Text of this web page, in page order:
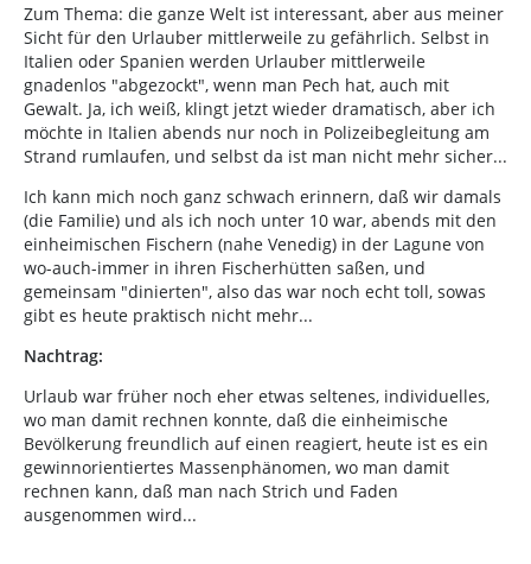
Zum Thema: die ganze Welt ist interessant, aber aus meiner
Sicht für den Urlauber mittlerweile zu gefährlich. Selbst in
Italien oder Spanien werden Urlauber mittlerweile
gnadenlos "abgezockt", wenn man Pech hat, auch mit
Gewalt. Ja, ich weiß, klingt jetzt wieder dramatisch, aber ich
möchte in Italien abends nur noch in Polizeibegleitung am
Strand rumlaufen, und selbst da ist man nicht mehr sicher...
Ich kann mich noch ganz schwach erinnern, daß wir damals
(die Familie) und als ich noch unter 10 war, abends mit den
einheimischen Fischern (nahe Venedig) in der Lagune von
wo-auch-immer in ihren Fischerhütten saßen, und
gemeinsam "dinierten", also das war noch echt toll, sowas
gibt es heute praktisch nicht mehr...
Nachtrag:
Urlaub war früher noch eher etwas seltenes, individuelles,
wo man damit rechnen konnte, daß die einheimische
Bevölkerung freundlich auf einen reagiert, heute ist es ein
gewinnorientiertes Massenphänomen, wo man damit
rechnen kann, daß man nach Strich und Faden
ausgenommen wird...